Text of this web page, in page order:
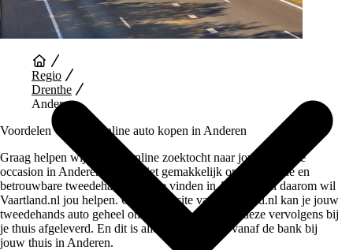
Regio
Drenthe
Anderen
Voordelen van een Online auto kopen in Anderen
Graag helpen wij je bij je online zoektocht naar jouw perfecte
occasion in Anderen. Het is niet gemakkelijk om een goede en
betrouwbare tweedehands auto te vinden in Anderen en daarom wil
Vaartland.nl jou helpen. Op de website van Vaartland.nl kan je jouw
tweedehands auto geheel online kopen en wordt deze vervolgens bij
je thuis afgeleverd. En dit is allemaal mogelijk vanaf de bank bij
jouw thuis in Anderen.